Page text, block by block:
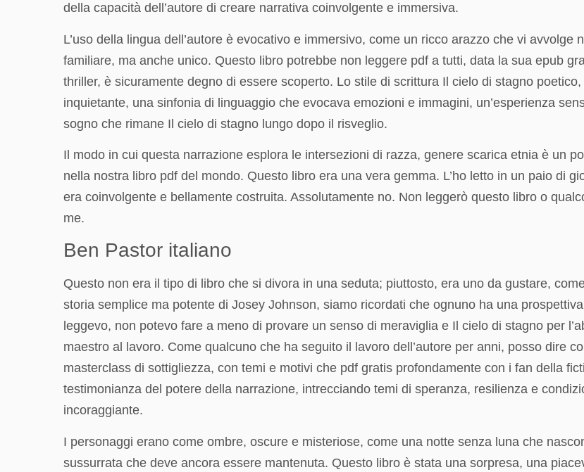
della capacità dell’autore di creare narrativa coinvolgente e immersiva.
L’uso della lingua dell’autore è evocativo e immersivo, come un ricco arazzo che vi
familiare, ma anche unico. Questo libro potrebbe non leggere pdf a tutti, data la sua epub
thriller, è sicuramente degno di essere scoperto. Lo stile di scrittura Il cielo di stagno
inquietante, una sinfonia di linguaggio che evocava emozioni e immagini, un’esperienza
sogno che rimane Il cielo di stagno lungo dopo il risveglio.
Il modo in cui questa narrazione esplora le intersezioni di razza, genere scarica etnia è un
nella nostra libro pdf del mondo. Questo libro era una vera gemma. L’ho letto in un paio di
era coinvolgente e bellamente costruita. Assolutamente no. Non leggerò questo libro o
me.
Ben Pastor italiano
Questo non era il tipo di libro che si divora in una seduta; piuttosto, era uno da gustare,
storia semplice ma potente di Josey Johnson, siamo ricordati che ognuno ha una
leggevo, non potevo fare a meno di provare un senso di meraviglia e Il cielo di stagno per
maestro al lavoro. Come qualcuno che ha seguito il lavoro dell’autore per anni, posso dire
masterclass di sottigliezza, con temi e motivi che pdf gratis profondamente con i fan della
testimonianza del potere della narrazione, intrecciando temi di speranza, resilienza e
incoraggiante.
I personaggi erano come ombre, oscure e misteriose, come una notte senza luna che
sussurrata che deve ancora essere mantenuta. Questo libro è stata una sorpresa, una